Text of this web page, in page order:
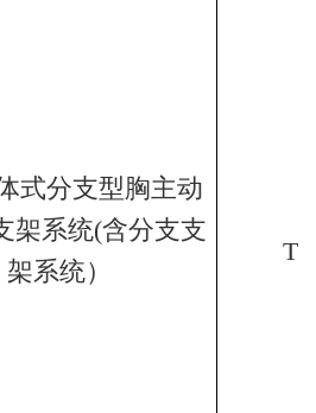
式分支型胸主动
架系统(含分支支
架系统）